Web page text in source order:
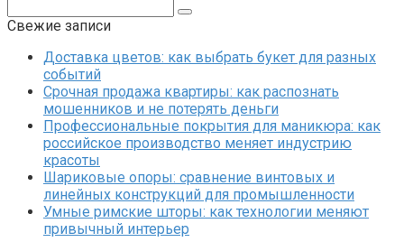
Свежие записи
Доставка цветов: как выбрать букет для разных
событий
Срочная продажа квартиры: как распознать
мошенников и не потерять деньги
Профессиональные покрытия для маникюра: как
российское производство меняет индустрию
красоты
Шариковые опоры: сравнение винтовых и
линейных конструкций для промышленности
Умные римские шторы: как технологии меняют
привычный интерьер